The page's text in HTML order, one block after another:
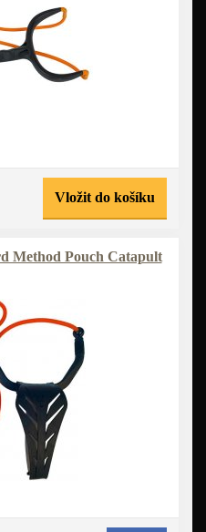
Vložit do košíku
Method Pouch Catapult